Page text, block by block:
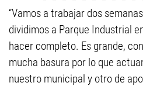
“Vamos a trabajar dos
dividimos a Parque Industrial
hacer completo. Es grande,
mucha basura por lo que
nuestro municipal y otro de